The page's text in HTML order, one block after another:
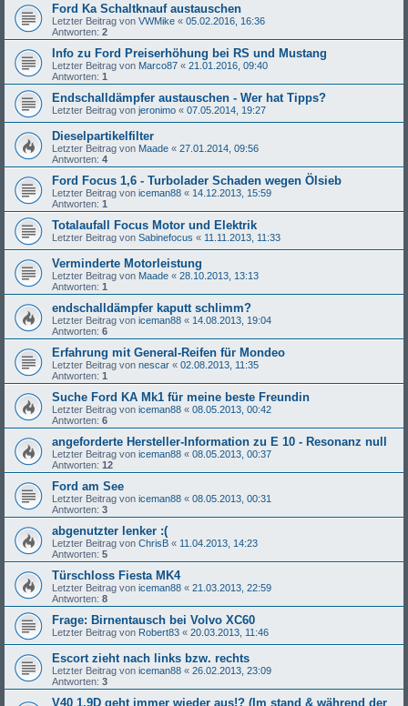
Ford Ka Schaltknauf austauschen
Letzter Beitrag von VWMike « 05.02.2016, 16:36
Antworten: 2
Info zu Ford Preiserhöhung bei RS und Mustang
Letzter Beitrag von Marco87 « 21.01.2016, 09:40
Antworten: 1
Endschalldämpfer austauschen - Wer hat Tipps?
Letzter Beitrag von jeronimo « 07.05.2014, 19:27
Dieselpartikelfilter
Letzter Beitrag von Maade « 27.01.2014, 09:56
Antworten: 4
Ford Focus 1,6 - Turbolader Schaden wegen Ölsieb
Letzter Beitrag von iceman88 « 14.12.2013, 15:59
Antworten: 1
Totalaufall Focus Motor und Elektrik
Letzter Beitrag von Sabinefocus « 11.11.2013, 11:33
Verminderte Motorleistung
Letzter Beitrag von Maade « 28.10.2013, 13:13
Antworten: 1
endschalldämpfer kaputt schlimm?
Letzter Beitrag von iceman88 « 14.08.2013, 19:04
Antworten: 6
Erfahrung mit General-Reifen für Mondeo
Letzter Beitrag von nescar « 02.08.2013, 11:35
Antworten: 1
Suche Ford KA Mk1 für meine beste Freundin
Letzter Beitrag von iceman88 « 08.05.2013, 00:42
Antworten: 6
angeforderte Hersteller-Information zu E 10 - Resonanz null
Letzter Beitrag von iceman88 « 08.05.2013, 00:37
Antworten: 12
Ford am See
Letzter Beitrag von iceman88 « 08.05.2013, 00:31
Antworten: 3
abgenutzter lenker :(
Letzter Beitrag von ChrisB « 11.04.2013, 14:23
Antworten: 5
Türschloss Fiesta MK4
Letzter Beitrag von iceman88 « 21.03.2013, 22:59
Antworten: 8
Frage: Birnentausch bei Volvo XC60
Letzter Beitrag von Robert83 « 20.03.2013, 11:46
Escort zieht nach links bzw. rechts
Letzter Beitrag von iceman88 « 26.02.2013, 23:09
Antworten: 3
V40 1,9D geht immer wieder aus!? (Im stand & während der